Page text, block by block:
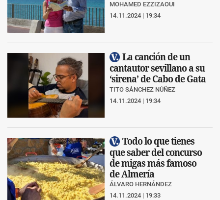
MOHAMED EZZIZAOUI
14.11.2024 | 19:34
La canción de un
cantautor sevillano a su
‘sirena’ de Cabo de Gata
TITO SÁNCHEZ NÚÑEZ
14.11.2024 | 19:34
Todo lo que tienes
que saber del concurso
de migas más famoso
de Almería
ÁLVARO HERNÁNDEZ
14.11.2024 | 19:33